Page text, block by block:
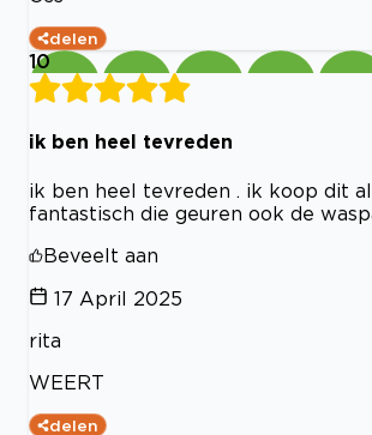
delen
10
ik ben heel tevreden
ik ben heel tevreden . ik koop dit
fantastisch die geuren ook de
Beveelt aan
17 April 2025
rita
WEERT
delen